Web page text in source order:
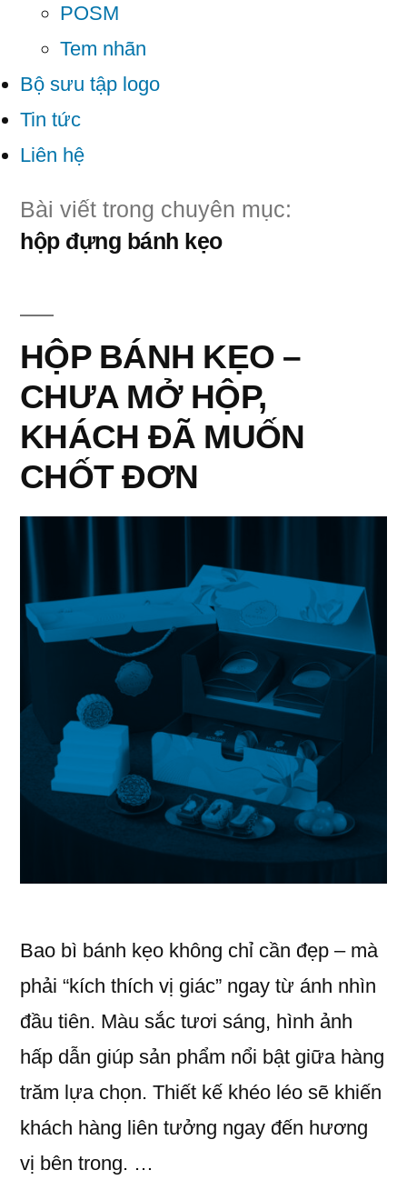
POSM
Tem nhãn
Bộ sưu tập logo
Tin tức
Liên hệ
Bài viết trong chuyên mục:
hộp đựng bánh kẹo
HỘP BÁNH KẸO –
CHƯA MỞ HỘP,
KHÁCH ĐÃ MUỐN
CHỐT ĐƠN
Bao bì bánh kẹo không chỉ cần đẹp – mà
phải “kích thích vị giác” ngay từ ánh nhìn
đầu tiên. Màu sắc tươi sáng, hình ảnh
hấp dẫn giúp sản phẩm nổi bật giữa hàng
trăm lựa chọn. Thiết kế khéo léo sẽ khiến
khách hàng liên tưởng ngay đến hương
vị bên trong. …